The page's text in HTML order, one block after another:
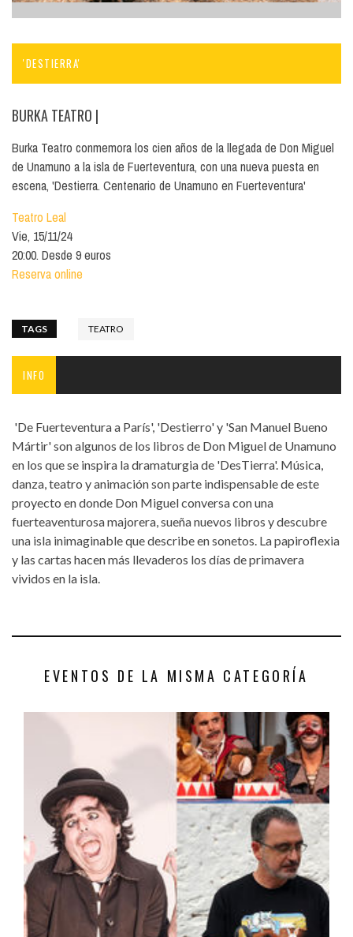
'DESTIERRA'
BURKA TEATRO |
Burka Teatro conmemora los cien años de la llegada de Don Miguel
de Unamuno a la isla de Fuerteventura, con una nueva puesta en
escena, 'Destierra. Centenario de Unamuno en Fuerteventura'
Teatro Leal
Vie, 15/11/24
20:00. Desde 9 euros
Reserva online
TAGS TEATRO
INFO
'De Fuerteventura a París', 'Destierro' y 'San Manuel Bueno
Mártir' son algunos de los libros de Don Miguel de Unamuno
en los que se inspira la dramaturgia de 'DesTierra'. Música,
danza, teatro y animación son parte indispensable de este
proyecto en donde Don Miguel conversa con una
fuerteaventurosa majorera, sueña nuevos libros y descubre
una isla inimaginable que describe en sonetos. La papiroflexia
y las cartas hacen más llevaderos los días de primavera
vividos en la isla.
EVENTOS DE LA MISMA CATEGORÍA